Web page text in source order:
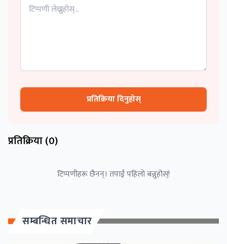
प्रतिक्रिया दिनुहोस्
प्रतिक्रिया (0)
टिप्पणीहरू छैनन्। तपाईं पहिलो बन्नुहोस्!
सम्बन्धित समाचार